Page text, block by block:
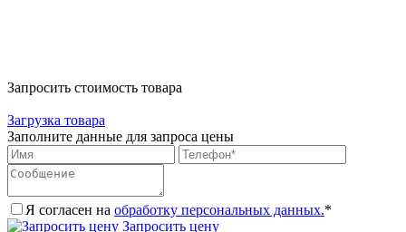
Запросить стоимость товара
Загрузка товара
Заполните данные для запроса цены
Я согласен на обработку персональных данных.*
Запросить цену